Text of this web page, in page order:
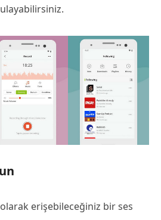
erişebileceğiniz bir ses